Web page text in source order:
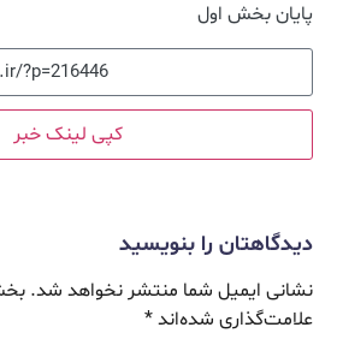
پایان بخش اول
کپی لینک خبر
دیدگاهتان را بنویسید
نشانی ایمیل شما منتشر نخواهد شد.
علامت‌گذاری شده‌اند*